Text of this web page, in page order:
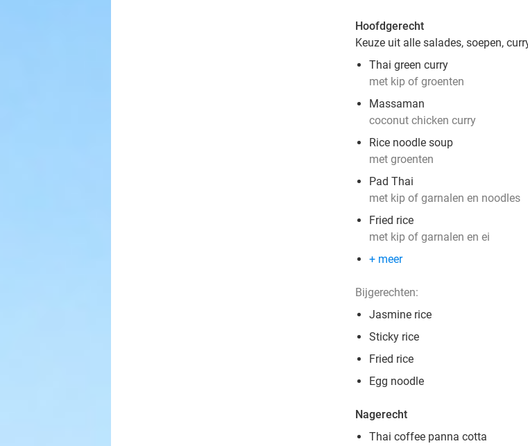
Hoofdgerecht
Keuze uit alle salades, soepen,
Thai green curry
met kip of groenten
Massaman
coconut chicken curry
Rice noodle soup
met groenten
Pad Thai
met kip of garnalen en noodles
Fried rice
met kip of garnalen en ei
+ meer
Bijgerechten:
Jasmine rice
Sticky rice
Fried rice
Egg noodle
Nagerecht
Thai coffee panna cotta